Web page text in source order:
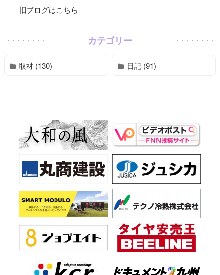
旧ブログはこちら
カテゴリー
取材 (130) 日記 (91)